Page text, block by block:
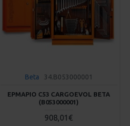
Beta 34.B053000001
ΕΡΜΆΡΙΟ C53 CARGOEVOL BETA
(Β053000001)
908,01€